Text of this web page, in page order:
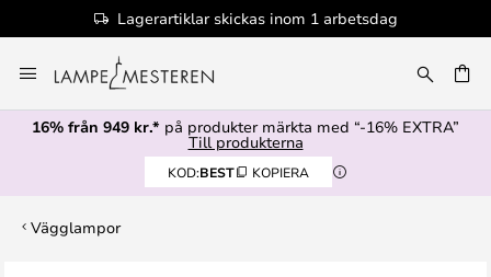
Lagerartiklar skickas inom 1 arbetsdag
till
innehållet
16% från 949 kr.* på produkter märkta med “-16% EXTRA”
Till produkterna
KOD:BEST KOPIERA
Vägglampor